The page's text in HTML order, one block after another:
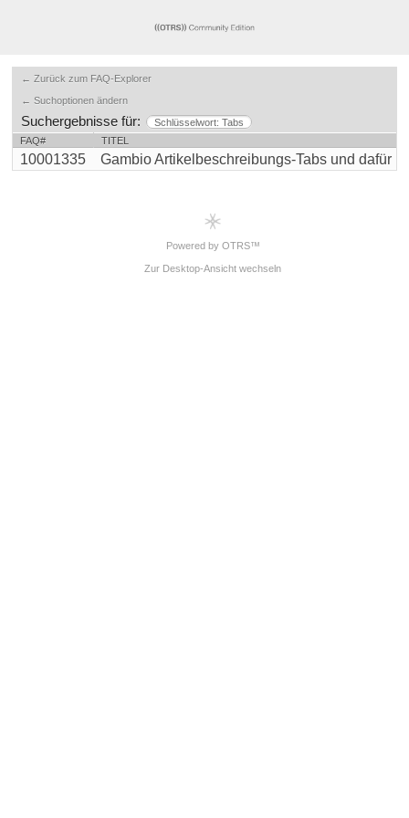
← Zurück zum FAQ-Explorer
← Suchoptionen ändern
Suchergebnisse für:
Schlüsselwort: Tabs
FAQ#
TITEL
10001335 Gambio Artikelbeschreibungs-Tabs und dafür
Powered by OTRS™
Zur Desktop-Ansicht wechseln